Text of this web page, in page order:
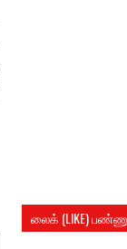
லைக் (LIKE)